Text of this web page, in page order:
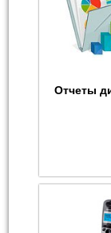
Отчеты